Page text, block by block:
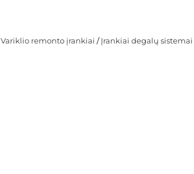
Variklio remonto įrankiai /Įrankiai degalų sistemai